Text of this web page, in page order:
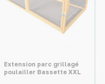
Extension parc grillagé
poulailler Bassette XXL